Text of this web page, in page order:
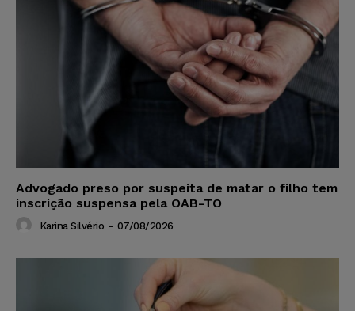
Advogado preso por suspeita de matar o filho tem
inscrição suspensa pela OAB-TO
Karina Silvério - 07/08/2026